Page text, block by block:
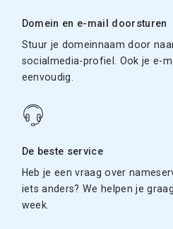
Domein en e-mail doorsturen
Stuur je domeinnaam door
socialmedia-profiel. Ook je e-
eenvoudig.
De beste service
Heb je een vraag over
iets anders? We helpen je
week.